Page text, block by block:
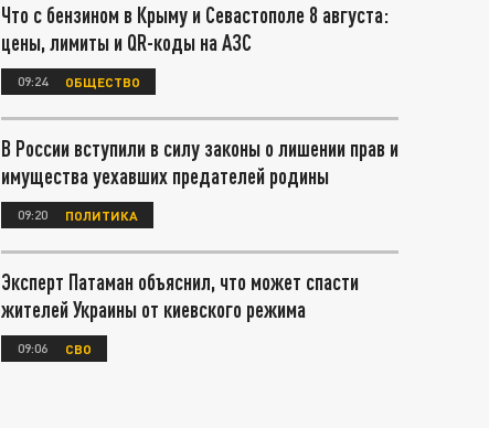
Что с бензином в Крыму и Севастополе 8 августа:
цены, лимиты и QR-коды на АЗС
09:24 ОБЩЕСТВО
В России вступили в силу законы о лишении прав и
имущества уехавших предателей родины
09:20 ПОЛИТИКА
Эксперт Патаман объяснил, что может спасти
жителей Украины от киевского режима
09:06 СВО